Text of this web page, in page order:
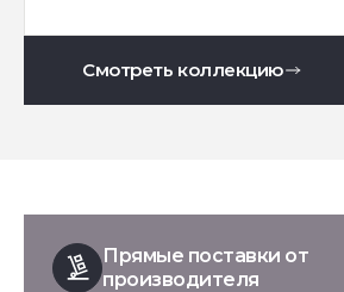
Смотреть коллекцию
Прямые поставки от
производителя